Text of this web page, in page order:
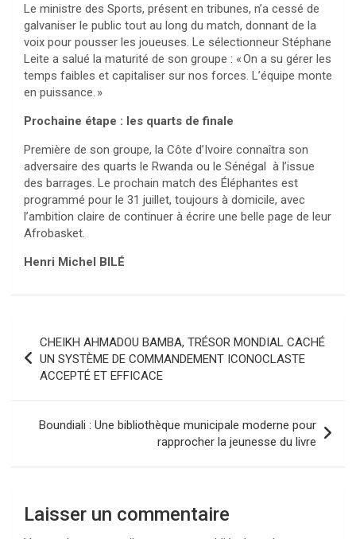
Le ministre des Sports, présent en tribunes, n’a cessé de
galvaniser le public tout au long du match, donnant de la
voix pour pousser les joueuses. Le sélectionneur Stéphane
Leite a salué la maturité de son groupe : « On a su gérer les
temps faibles et capitaliser sur nos forces. L’équipe monte
en puissance. »
Prochaine étape : les quarts de finale
Première de son groupe, la Côte d’Ivoire connaîtra son
adversaire des quarts le Rwanda ou le Sénégal à l’issue
des barrages. Le prochain match des Éléphantes est
programmé pour le 31 juillet, toujours à domicile, avec
l’ambition claire de continuer à écrire une belle page de leur
Afrobasket.
Henri Michel BILÉ
de
l’article
CHEIKH AHMADOU BAMBA, TRÉSOR MONDIAL CACHÉ
UN SYSTÈME DE COMMANDEMENT ICONOCLASTE
ACCEPTÉ ET EFFICACE
Boundiali : Une bibliothèque municipale moderne pour
rapprocher la jeunesse du livre
Laisser un commentaire